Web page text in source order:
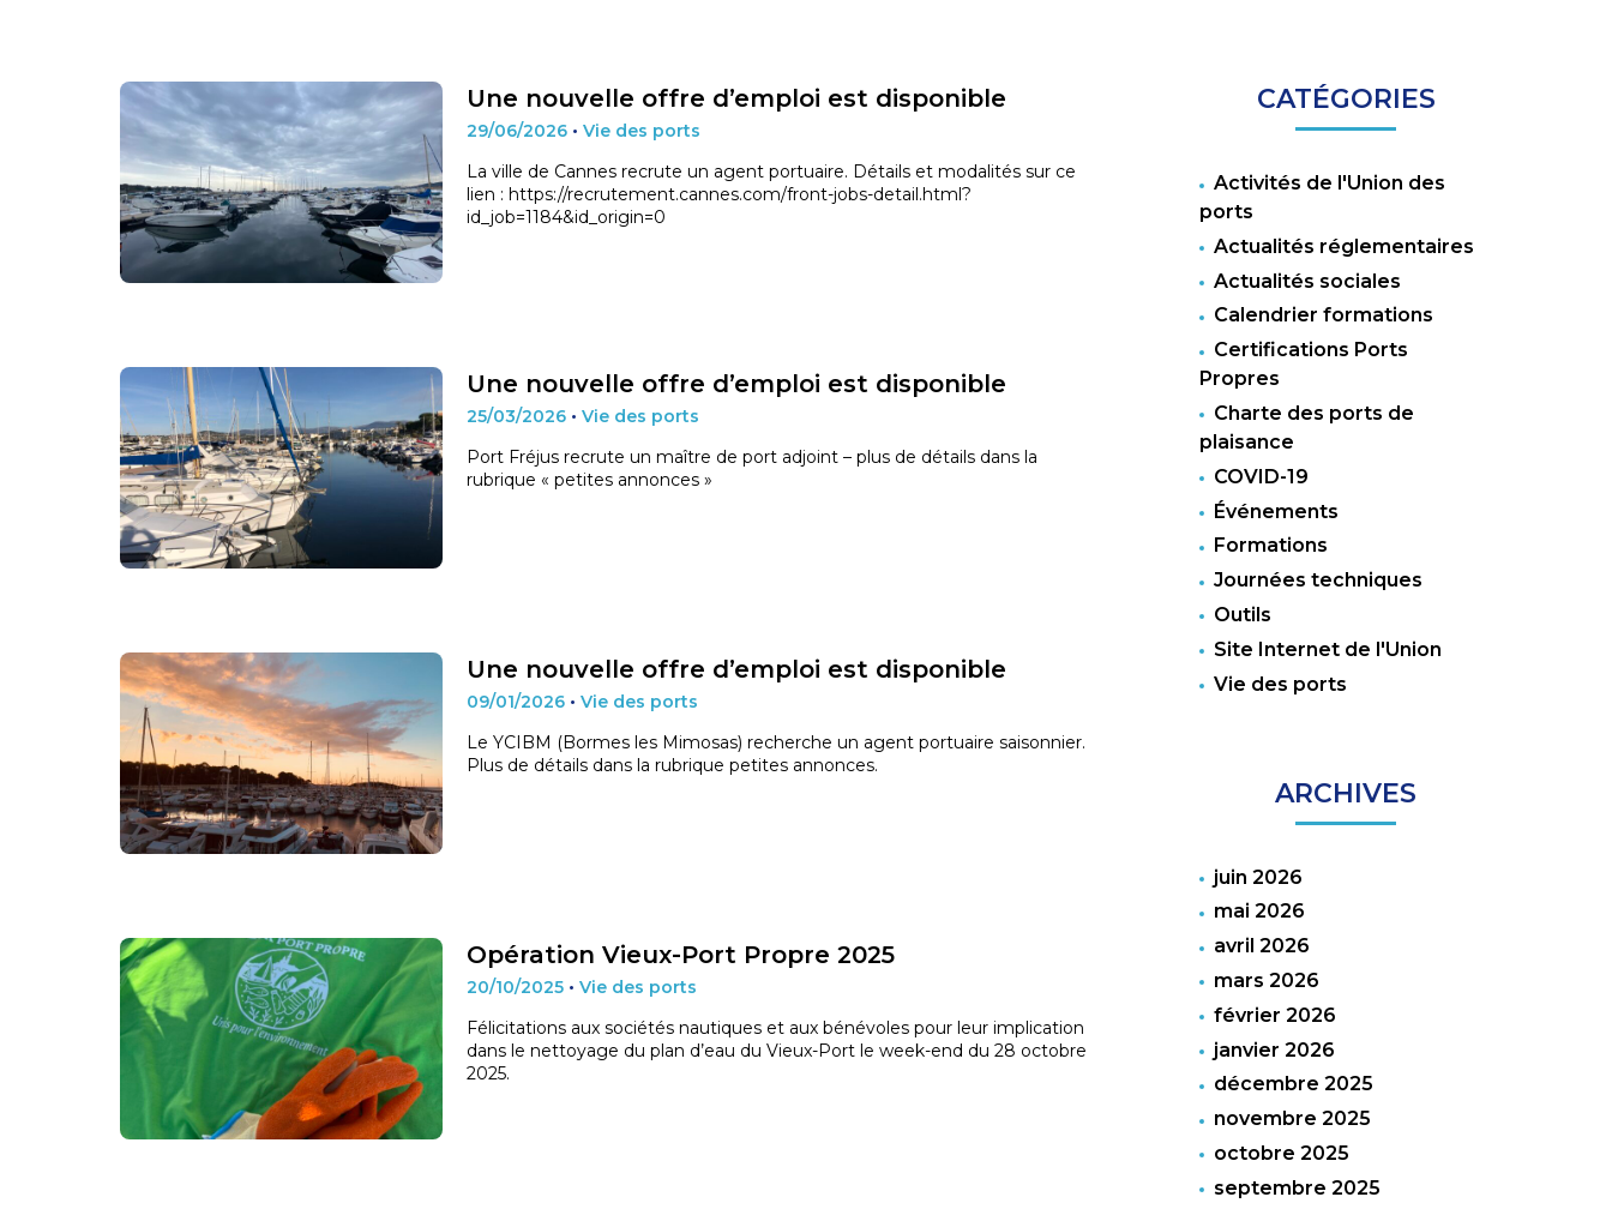
D'AZUR
ET
Une nouvelle offre d’emploi est disponible
29/06/2026 • Vie des ports
La ville de Cannes recrute un agent portuaire. Détails et modalités sur ce
lien : https://recrutement.cannes.com/front-jobs-detail.html?
id_job=1184&id_origin=0
Une nouvelle offre d’emploi est disponible
25/03/2026 • Vie des ports
Port Fréjus recrute un maître de port adjoint – plus de détails dans la
rubrique « petites annonces »
Une nouvelle offre d’emploi est disponible
09/01/2026 • Vie des ports
Le YCIBM (Bormes les Mimosas) recherche un agent portuaire saisonnier.
Plus de détails dans la rubrique petites annonces.
Opération Vieux-Port Propre 2025
20/10/2025 • Vie des ports
Félicitations aux sociétés nautiques et aux bénévoles pour leur implication
dans le nettoyage du plan d’eau du Vieux-Port le week-end du 28 octobre
2025.
CATÉGORIES
Activités de l'Union des
ports
Actualités réglementaires
Actualités sociales
Calendrier formations
Certifications Ports
Propres
Charte des ports de
plaisance
COVID-19
Événements
Formations
Journées techniques
Outils
Site Internet de l'Union
Vie des ports
ARCHIVES
juin 2026
mai 2026
avril 2026
mars 2026
février 2026
janvier 2026
décembre 2025
novembre 2025
octobre 2025
septembre 2025